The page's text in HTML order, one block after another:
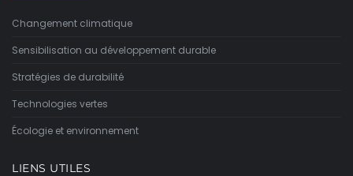
Changement climatique
Sensibilisation au développement durable
Stratégies de durabilité
Technologies vertes
Écologie et environnement
LIENS UTILES